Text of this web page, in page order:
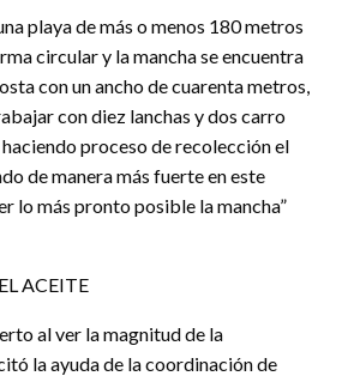
playa de más o menos 180 metros
circular y la mancha se encuentra
con un ancho de cuarenta metros,
con diez lanchas y dos carro
proceso de recolección el
de manera más fuerte en este
lo más pronto posible la mancha”
ACEITE
al ver la magnitud de la
la ayuda de la coordinación de